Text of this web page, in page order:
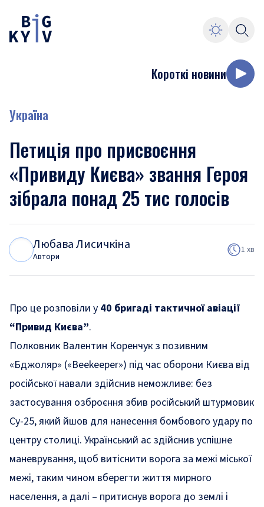
Короткі новини
Україна
Петиція про присвоєння
«Привиду Києва» звання Героя
зібрала понад 25 тис голосів
Любава Лисичкіна
Автори
1 хв
Про це розповіли у 40 бригаді тактичної авіації
“Привид Києва”.
Полковник Валентин Коренчук з позивним
«Бджоляр» («Beekeeper») під час оборони Києва від
російської навали здійснив неможливе: без
застосування озброєння збив російський штурмовик
Су-25, який йшов для нанесення бомбового удару по
центру столиці. Український ас здійснив успішне
маневрування, щоб витіснити ворога за межі міської
межі, таким чином вберегти життя мирного
населення, а далі – притиснув ворога до землі і